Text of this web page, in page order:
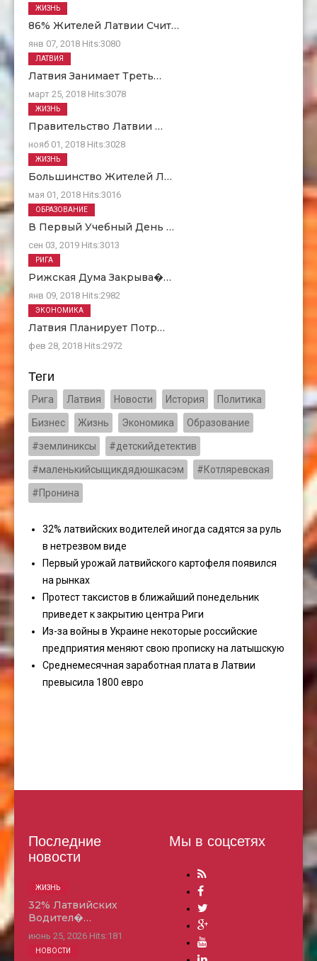
86% Жителей Латвии Счит…
янв 07, 2018 Hits:3080
ЖИЗНЬ
Латвия Занимает Треть…
март 25, 2018 Hits:3078
ЛАТВИЯ
Правительство Латвии …
нояб 01, 2018 Hits:3028
ЖИЗНЬ
Большинство Жителей Л…
мая 01, 2018 Hits:3016
ЖИЗНЬ
В Первый Учебный День …
сен 03, 2019 Hits:3013
ОБРАЗОВАНИЕ
Рижская Дума Закрыва�…
янв 09, 2018 Hits:2982
РИГА
Латвия Планирует Потр…
фев 28, 2018 Hits:2972
ЭКОНОМИКА
Теги
Рига Латвия Новости История Политика
Бизнес Жизнь Экономика Образование
#землиниксы #детскийдетектив
#маленькийсыщикдядюшкасэм #Котляревская
#Пронина
32% латвийских водителей иногда садятся за руль
в нетрезвом виде
Первый урожай латвийского картофеля появился
на рынках
Протест таксистов в ближайший понедельник
приведет к закрытию центра Риги
Из-за войны в Украине некоторые российские
предприятия меняют свою прописку на латышскую
Среднемесячная заработная плата в Латвии
превысила 1800 евро
Последние
новости
32% Латвийских
Водител�…
июнь 25, 2026 Hits:181
ЖИЗНЬ
НОВОСТИ
Мы в соцсетях